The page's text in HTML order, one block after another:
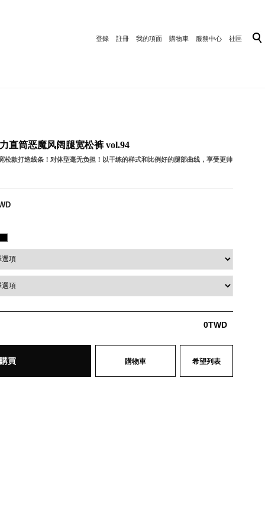
登錄 註冊 我的項面 購物車 服務中心 社區
直筒恶魔风阔腿宽松裤 vol.94
松款打造线条！对体型毫无负担！以干练的样式和比例好的腿部曲线，享受更帅
0TWD
購買 購物車 希望列表